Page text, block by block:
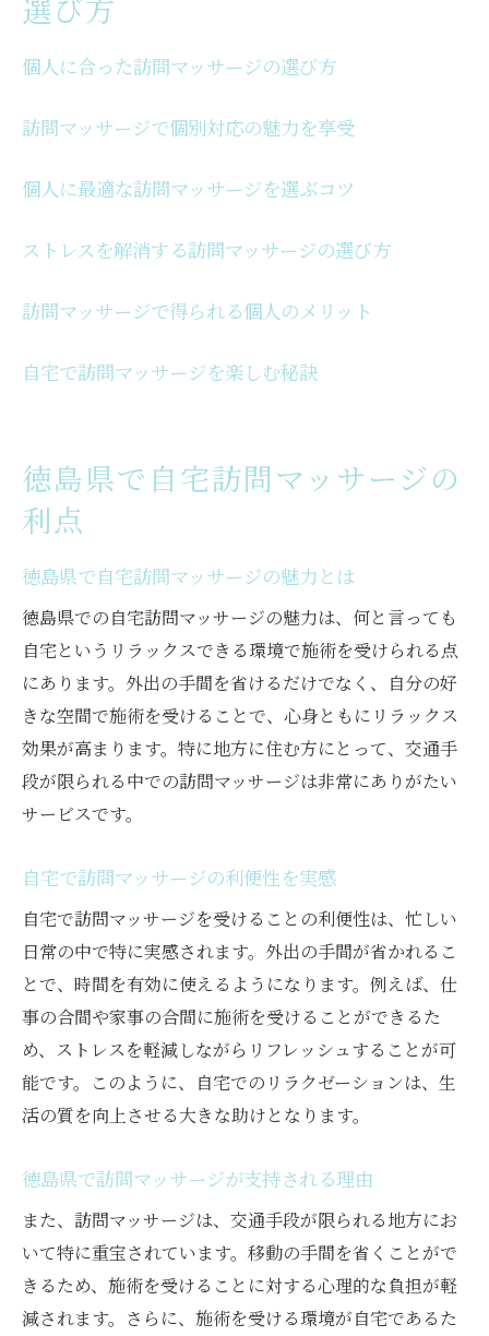
選び方
個人に合った訪問マッサージの選び方
訪問マッサージで個別対応の魅力を享受
個人に最適な訪問マッサージを選ぶコツ
ストレスを解消する訪問マッサージの選び方
訪問マッサージで得られる個人のメリット
自宅で訪問マッサージを楽しむ秘訣
徳島県で自宅訪問マッサージの
利点
徳島県で自宅訪問マッサージの魅力とは
徳島県での自宅訪問マッサージの魅力は、何と言っても
自宅というリラックスできる環境で施術を受けられる点
にあります。外出の手間を省けるだけでなく、自分の好
きな空間で施術を受けることで、心身ともにリラックス
効果が高まります。特に地方に住む方にとって、交通手
段が限られる中での訪問マッサージは非常にありがたい
サービスです。
自宅で訪問マッサージの利便性を実感
自宅で訪問マッサージを受けることの利便性は、忙しい
日常の中で特に実感されます。外出の手間が省かれるこ
とで、時間を有効に使えるようになります。例えば、仕
事の合間や家事の合間に施術を受けることができるた
め、ストレスを軽減しながらリフレッシュすることが可
能です。このように、自宅でのリラクゼーションは、生
活の質を向上させる大きな助けとなります。
徳島県で訪問マッサージが支持される理由
また、訪問マッサージは、交通手段が限られる地方にお
いて特に重宝されています。移動の手間を省くことがで
きるため、施術を受けることに対する心理的な負担が軽
減されます。さらに、施術を受ける環境が自宅であるた